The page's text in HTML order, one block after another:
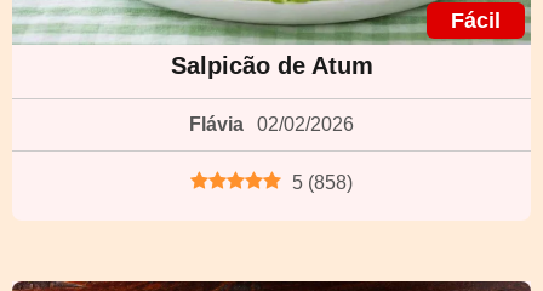
Fácil
Salpicão de Atum
Flávia 02/02/2026
5 (858)